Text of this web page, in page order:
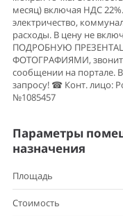
месяц) включая НДС
электричество,
расходы. В цену не
ПОДРОБНУЮ
ФОТОГРАФИЯМИ,
сообщении на портале.
запросу! ☎ Конт. лицо:
№1085457
Параметры
назначения
Площадь
Стоимость